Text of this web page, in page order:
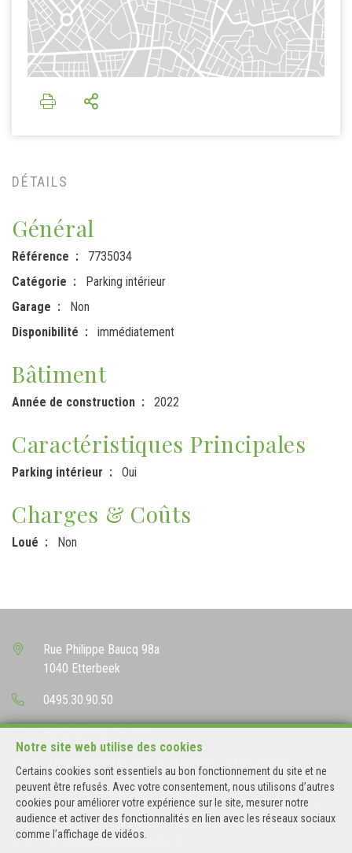
DÉTAILS
Général
Référence
7735034
Catégorie
Parking intérieur
Garage
Non
Disponibilité
immédiatement
Bâtiment
Année de construction 2022
Caractéristiques Principales
Parking intérieur Oui
Charges & Coûts
Loué Non
Notre site web utilise des cookies
Certains cookies sont essentiels au bon fonctionnement du site et ne
peuvent être refusés. Avec votre consentement, nous utilisons d’autres
cookies pour améliorer votre expérience sur le site, mesurer notre
audience et activer des fonctionnalités en lien avec les réseaux sociaux
comme l’affichage de vidéos.
Rue Philippe Baucq 98a
1040 Etterbeek
0495.30.90.50
yorick@lamarche.immo
N° entreprise : TVA BE-0422.862.788
Instance de contrôle: Institut professionnel des agents immobiliers, rue
du Luxembourg 16B, 1000 Bruxelles (+32 2 505 38 50 - info@ipi.be) -
Soumis aucode déontologique de l’ IPI